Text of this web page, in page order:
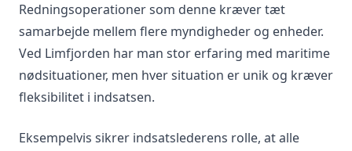
Redningsoperationer som denne kræver tæt
samarbejde mellem flere myndigheder og enheder.
Ved Limfjorden har man stor erfaring med maritime
nødsituationer, men hver situation er unik og kræver
fleksibilitet i indsatsen.
Eksempelvis sikrer indsatslederens rolle, at alle